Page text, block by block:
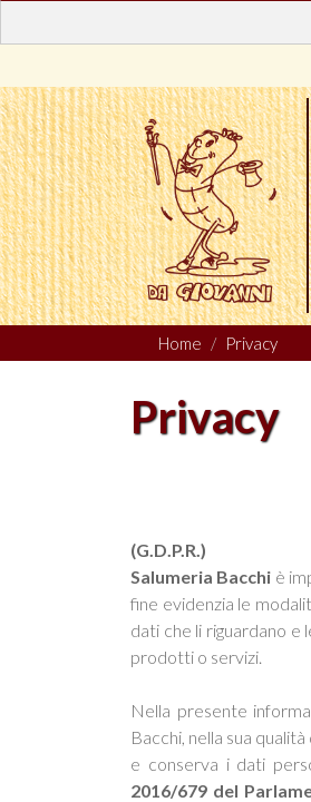
Home Privacy
Privacy
AI SENSI
(G.D.P.R.)
Salumeria Bacchi è
fine evidenzia le
dati che li riguardano e
prodotti o servizi.
Nella presente
Bacchi, nella sua
e conserva i dati
2016/679 del